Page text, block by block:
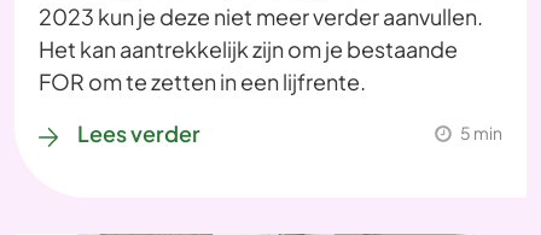
2023 kun je deze niet meer verder aanvullen.
Het kan aantrekkelijk zijn om je bestaande
FOR om te zetten in een lijfrente.
Lees verder
5 min